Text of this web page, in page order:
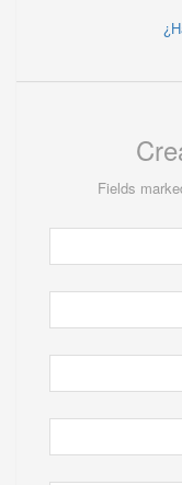
Fields